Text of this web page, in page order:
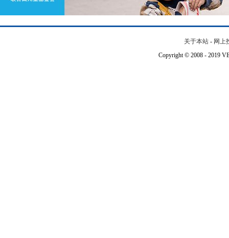
关于本站 - 网上
Copyright © 2008 - 2019